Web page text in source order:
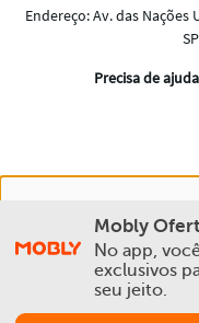
experiência na
aceita esta condição
Política de
Mobly
No app,
exclusivos
seu jeito.